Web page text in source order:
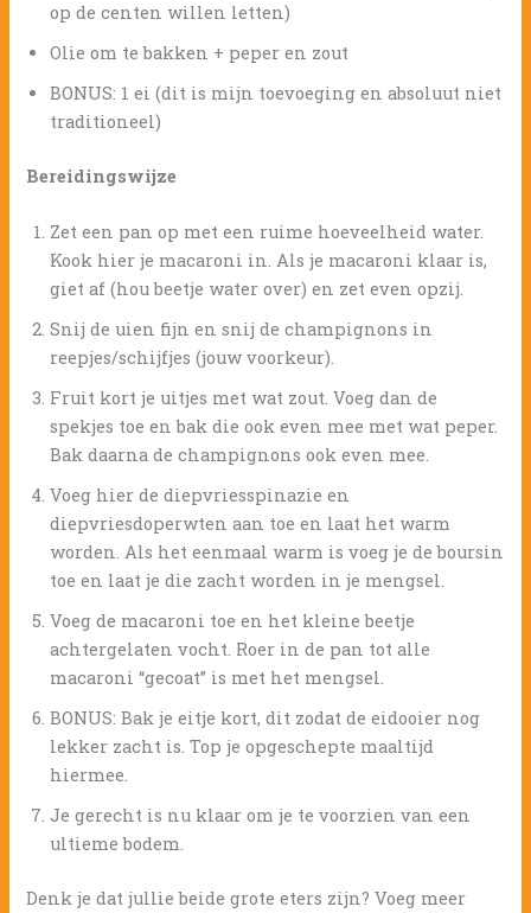
op de centen willen letten)
Olie om te bakken + peper en zout
BONUS: 1 ei (dit is mijn toevoeging en absoluut niet
traditioneel)
Bereidingswijze
Zet een pan op met een ruime hoeveelheid water.
Kook hier je macaroni in. Als je macaroni klaar is,
giet af (hou beetje water over) en zet even opzij.
Snij de uien fijn en snij de champignons in
reepjes/schijfjes (jouw voorkeur).
Fruit kort je uitjes met wat zout. Voeg dan de
spekjes toe en bak die ook even mee met wat peper.
Bak daarna de champignons ook even mee.
Voeg hier de diepvriesspinazie en
diepvriesdoperwten aan toe en laat het warm
worden. Als het eenmaal warm is voeg je de boursin
toe en laat je die zacht worden in je mengsel.
Voeg de macaroni toe en het kleine beetje
achtergelaten vocht. Roer in de pan tot alle
macaroni “gecoat” is met het mengsel.
BONUS: Bak je eitje kort, dit zodat de eidooier nog
lekker zacht is. Top je opgeschepte maaltijd
hiermee.
Je gerecht is nu klaar om je te voorzien van een
ultieme bodem.
Denk je dat jullie beide grote eters zijn? Voeg meer